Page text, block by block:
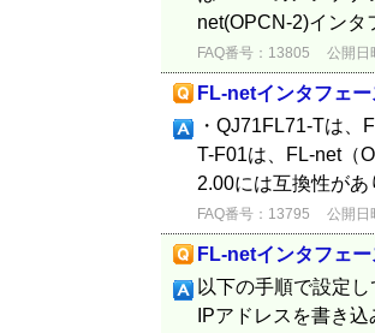
net(OPCN-2)イン
FAQ番号：13805 公開日
FL-netインタフェ
・QJ71FL71-Tは
T-F01は、FL-net（
2.00には互換性が
FAQ番号：13795 公開日
FL-netインタフェ
以下の手順で設定
IPアドレスを書き